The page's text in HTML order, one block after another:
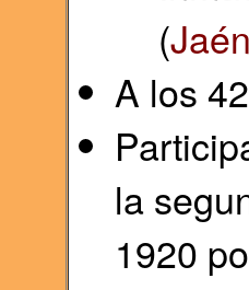
(Jaén
A los
la
1920